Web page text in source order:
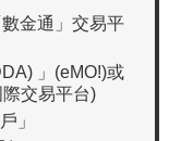
金通」交易平
」(eMO!)或
際交易平台)
」